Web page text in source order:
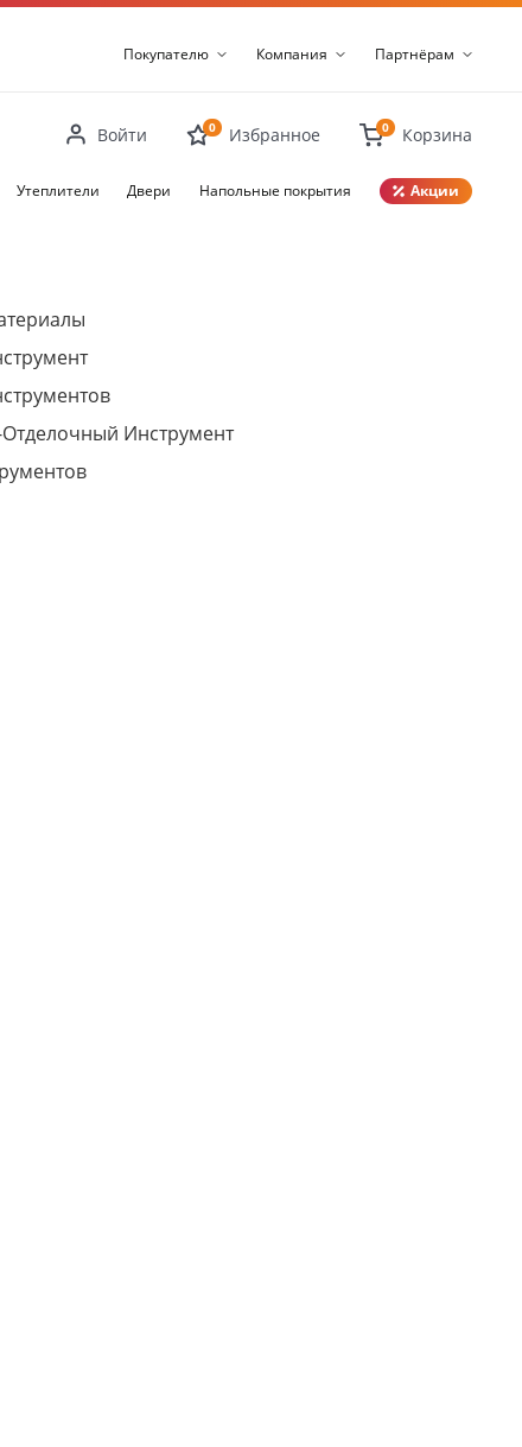
Покупателю Компания Партнёрам
Войти 0 Избранное 0 Корзина
Утеплители Двери Напольные покрытия Акции
Инструмент